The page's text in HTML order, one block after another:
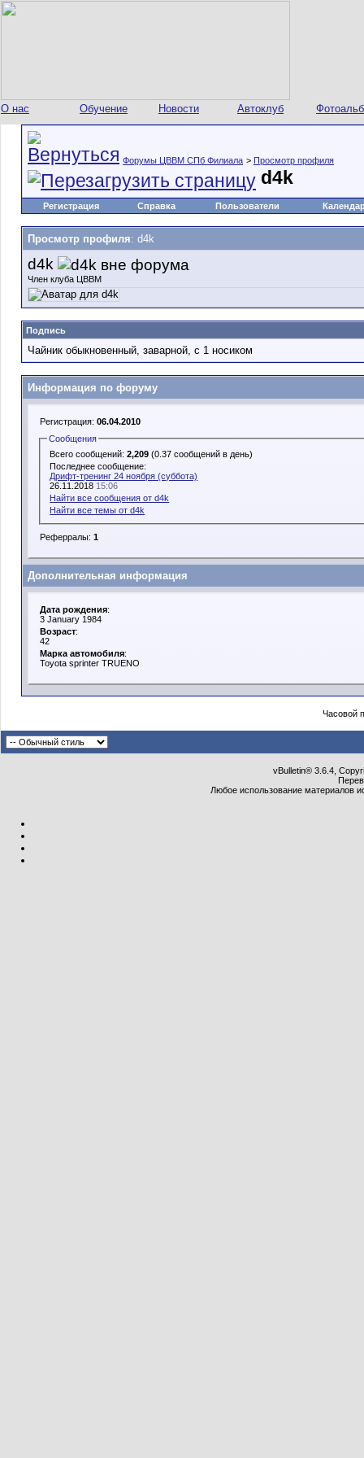
О нас Обучение Новости Автоклуб
Форумы ЦВВМ СПб Филиала > Просмотр профиля
d4k
Регистрация Справка Пользователи
Просмотр профиля: d4k
d4k
Член клуба ЦВВМ
Подпись
Чайник обыкновенный, заварной, с 1 носиком
Информация по форуму
Регистрация: 06.04.2010
Сообщения
Всего сообщений:2,209 (0.37 сообщений в день)
Последнее сообщение:
Дрифт-тренинг 24 ноября (суббота)
26.11.2018 15:06
Найти все сообщения от d4k
Найти все темы от d4k
Реферралы: 1
Дополнительная информация
Дата рождения:
3 January 1984
Возраст:
42
Марка автомобиля:
Toyota sprinter TRUENO
Часовой
vBulletin® 3.6.4,
Любое использование материалов